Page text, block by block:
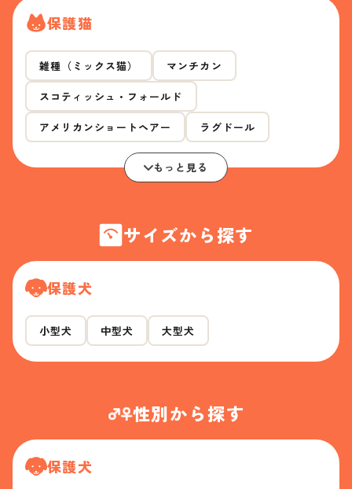
保護猫
雑種（ミックス猫） マンチカン
スコティッシュ・フォールド
アメリカンショートヘアー ラグドール
もっと見る
サイズから探す
保護犬
小型犬 中型犬 大型犬
性別から探す
保護犬